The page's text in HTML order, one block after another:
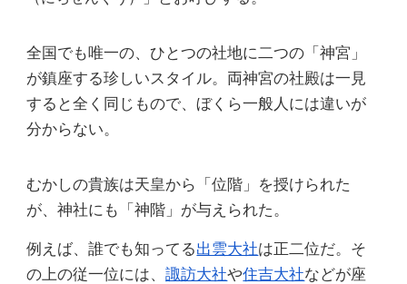
全国でも唯一の、ひとつの社地に二つの「神宮」
が鎮座する珍しいスタイル。両神宮の社殿は一見
すると全く同じもので、ぼくら一般人には違いが
分からない。
むかしの貴族は天皇から「位階」を授けられた
が、神社にも「神階」が与えられた。
例えば、誰でも知ってる出雲大社は正二位だ。そ
の上の従一位には、諏訪大社や住吉大社などが座